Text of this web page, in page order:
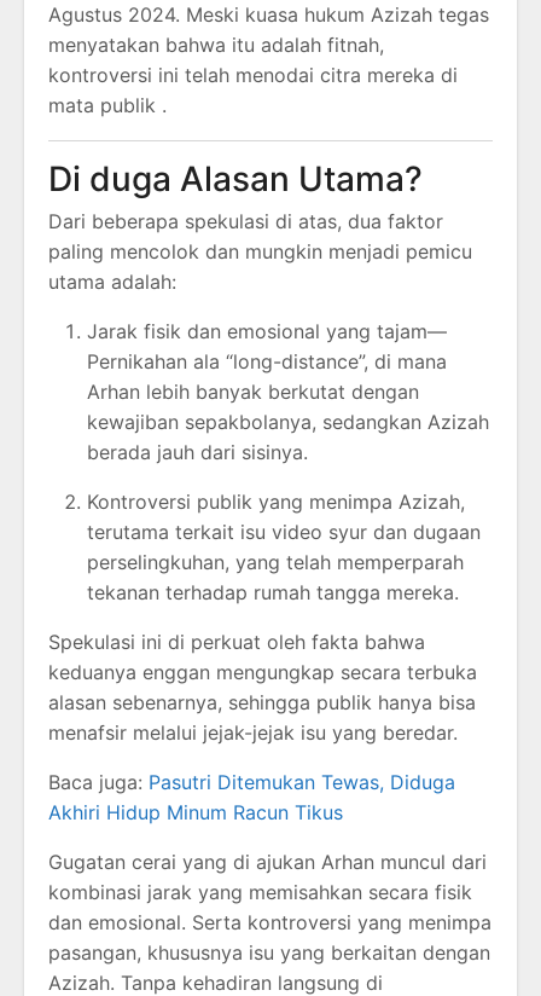
Agustus 2024. Meski kuasa hukum Azizah tegas
menyatakan bahwa itu adalah fitnah,
kontroversi ini telah menodai citra mereka di
mata publik .
Di duga Alasan Utama?
Dari beberapa spekulasi di atas, dua faktor
paling mencolok dan mungkin menjadi pemicu
utama adalah:
Jarak fisik dan emosional yang tajam—
Pernikahan ala “long-distance”, di mana
Arhan lebih banyak berkutat dengan
kewajiban sepakbolanya, sedangkan Azizah
berada jauh dari sisinya.
Kontroversi publik yang menimpa Azizah,
terutama terkait isu video syur dan dugaan
perselingkuhan, yang telah memperparah
tekanan terhadap rumah tangga mereka.
Spekulasi ini di perkuat oleh fakta bahwa
keduanya enggan mengungkap secara terbuka
alasan sebenarnya, sehingga publik hanya bisa
menafsir melalui jejak-jejak isu yang beredar.
Baca juga: Pasutri Ditemukan Tewas, Diduga
Akhiri Hidup Minum Racun Tikus
Gugatan cerai yang di ajukan Arhan muncul dari
kombinasi jarak yang memisahkan secara fisik
dan emosional. Serta kontroversi yang menimpa
pasangan, khususnya isu yang berkaitan dengan
Azizah. Tanpa kehadiran langsung di